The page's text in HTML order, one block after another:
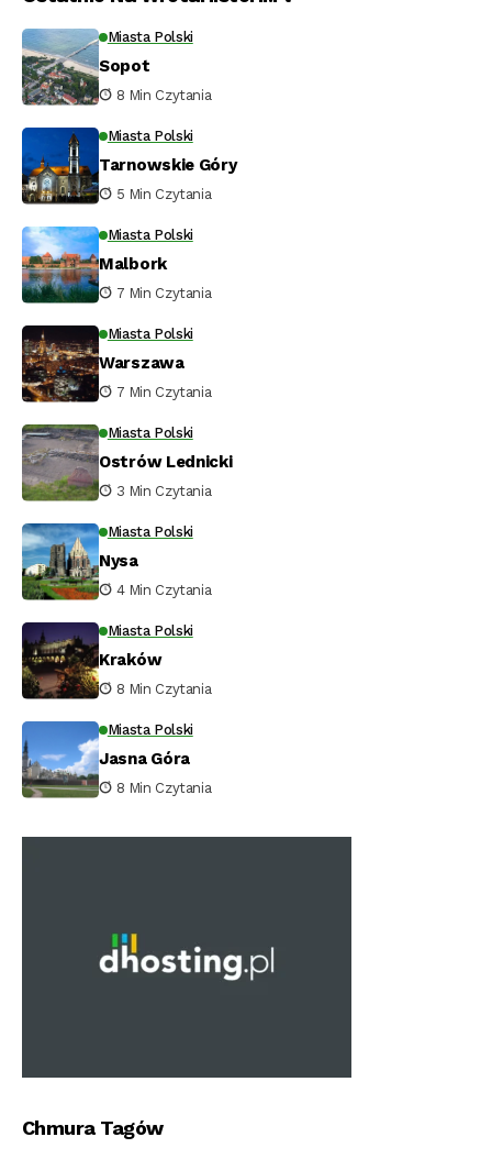
Miasta Polski
Sopot
8 Min Czytania
Miasta Polski
Tarnowskie Góry
5 Min Czytania
Miasta Polski
Malbork
7 Min Czytania
Miasta Polski
Warszawa
7 Min Czytania
Miasta Polski
Ostrów Lednicki
3 Min Czytania
Miasta Polski
Nysa
4 Min Czytania
Miasta Polski
Kraków
8 Min Czytania
Miasta Polski
Jasna Góra
8 Min Czytania
Chmura Tagów